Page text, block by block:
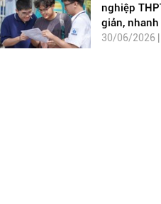
nghiệp
giản,
30/06/2026 |